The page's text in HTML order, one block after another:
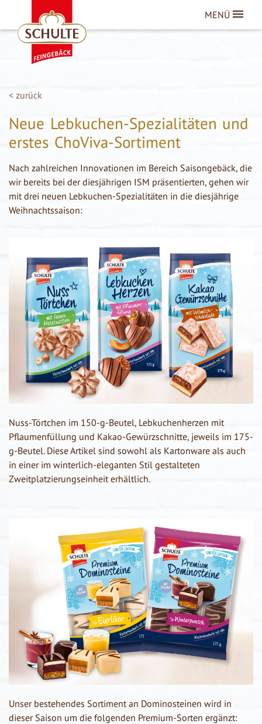
MENÜ
zurück
Neue Lebkuchen-Spezialitäten und
erstes ChoViva-Sortiment
Nach zahlreichen Innovationen im Bereich Saisongebäck, die
wir bereits bei der diesjährigen ISM präsentierten, gehen wir
mit drei neuen Lebkuchen-Spezialitäten in die diesjährige
Weihnachtssaison:
Nuss-Törtchen im 150-g-Beutel, Lebkuchenherzen mit
Pflaumenfüllung und Kakao-Gewürzschnitte, jeweils im 175-
g-Beutel. Diese Artikel sind sowohl als Kartonware als auch
in einer im winterlich-eleganten Stil gestalteten
Zweitplatzierungseinheit erhältlich.
Unser bestehendes Sortiment an Dominosteinen wird in
dieser Saison um die folgenden Premium-Sorten ergänzt: